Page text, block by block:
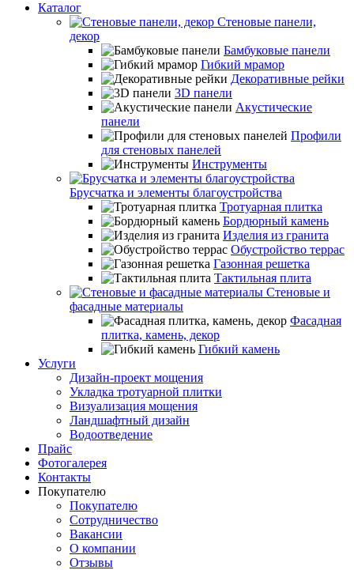
Каталог
Стеновые панели,
декор
Бамбуковые панели
Гибкий мрамор
Декоративные рейки
3D панели
Акустические
панели
Профили
для стеновых панелей
Инструменты
Брусчатка и элементы благоустройства
Тротуарная плитка
Бордюрный камень
Изделия из гранита
Обустройство террас
Газонная решетка
Тактильная плита
Стеновые и
фасадные материалы
Фасадная
плитка, камень, декор
Гибкий камень
Услуги
Дизайн-проект мощения
Укладка тротуарной плитки
Визуализация мощения
Ландшафтный дизайн
Водоотведение
Прайс
Фотогалерея
Контакты
Покупателю
Покупателю
Сотрудничество
Вакансии
О компании
Отзывы